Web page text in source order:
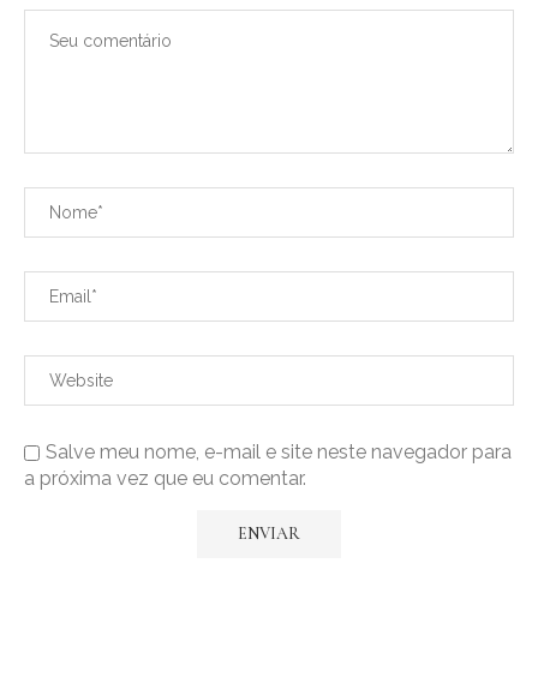
Salve meu nome, e-mail e site neste navegador para
a próxima vez que eu comentar.